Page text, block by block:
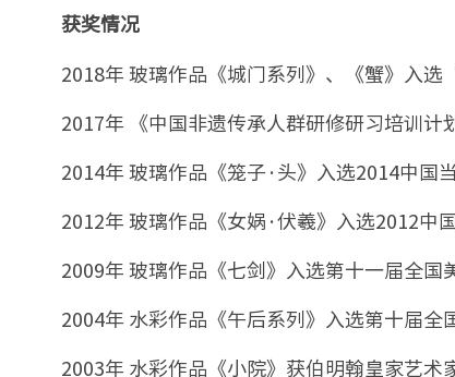
获奖情况
2018年 玻璃作品《城门系列》、《蟹》入
2017年 《中国非遗传承人群研修研习培训
2014年 玻璃作品《笼子·头》入选2014中国
2012年 玻璃作品《女娲·伏羲》入选2012中
2009年 玻璃作品《七剑》入选第十一届全国
2004年 水彩作品《午后系列》入选第十届全
2003年 水彩作品《小院》获伯明翰皇家艺